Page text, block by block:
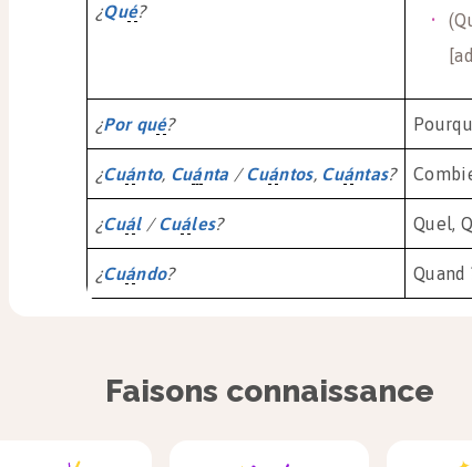
¿Qué?
¿Por qué?
¿Cuánto, Cuánta /Cuántos, Cuántas?
¿Cuál/Cuáles? Quel,
¿Cuándo? Quand
Lespronomssuivantss’accordentavec le
Faisons connaissance